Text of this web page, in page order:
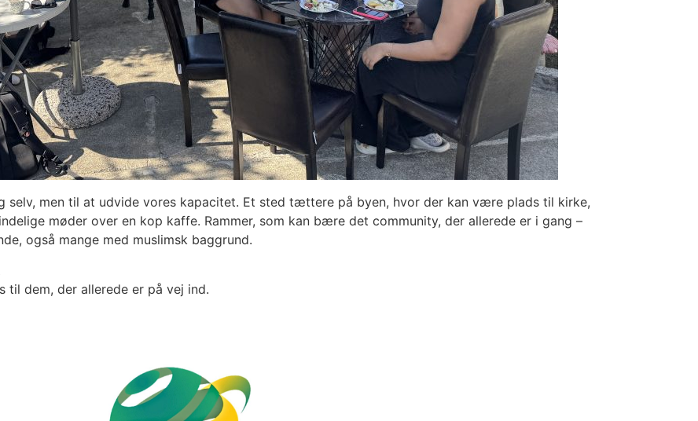
selv, men til at udvide vores kapacitet. Et sted tættere på byen, hvor der kan være plads til kirke,
møder over en kop kaffe. Rammer, som kan bære det community, der allerede er i gang –
også mange med muslimsk baggrund.
dem, der allerede er på vej ind.